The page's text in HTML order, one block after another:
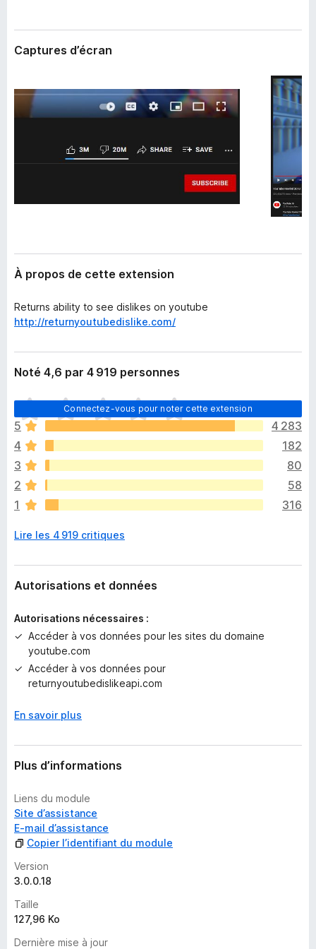
a
r
F
r
e
x
t
s
i
Captures d’écran
À propos de cette extension
Returns ability to see dislikes on youtube
http://returnyoutubedislike.com/
Noté 4,6 par 4 919 personnes
Connectez-vous pour noter cette extension
I
l
n
’
y
a
a
u
u
e
n
t
p
u
n
s
n
t
5
4 283
4
182
3
80
2
58
1
316
Lire les 4 919 critiques
Autorisations et données
Autorisations nécessaires :
Accéder à vos données pour les sites du domaine
youtube.com
Accéder à vos données pour
returnyoutubedislikeapi.com
En savoir plus
Plus d’informations
Liens du module
Site d’assistance
E-mail d’assistance
Copier l’identifiant du module
Version
3.0.0.18
Taille
127,96 Ko
Dernière mise à jour